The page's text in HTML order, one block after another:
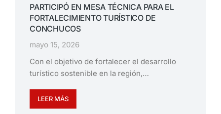
PARTICIPÓ EN MESA TÉCNICA PARA EL
FORTALECIMIENTO TURÍSTICO DE
CONCHUCOS
mayo 15, 2026
Con el objetivo de fortalecer el desarrollo
turístico sostenible en la región,…
LEER MÁS